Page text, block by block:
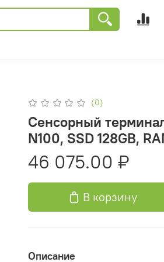
(0)
Сенсорный
N100, SSD 128GB,
46 075.00 ₽
В корзину
Описание